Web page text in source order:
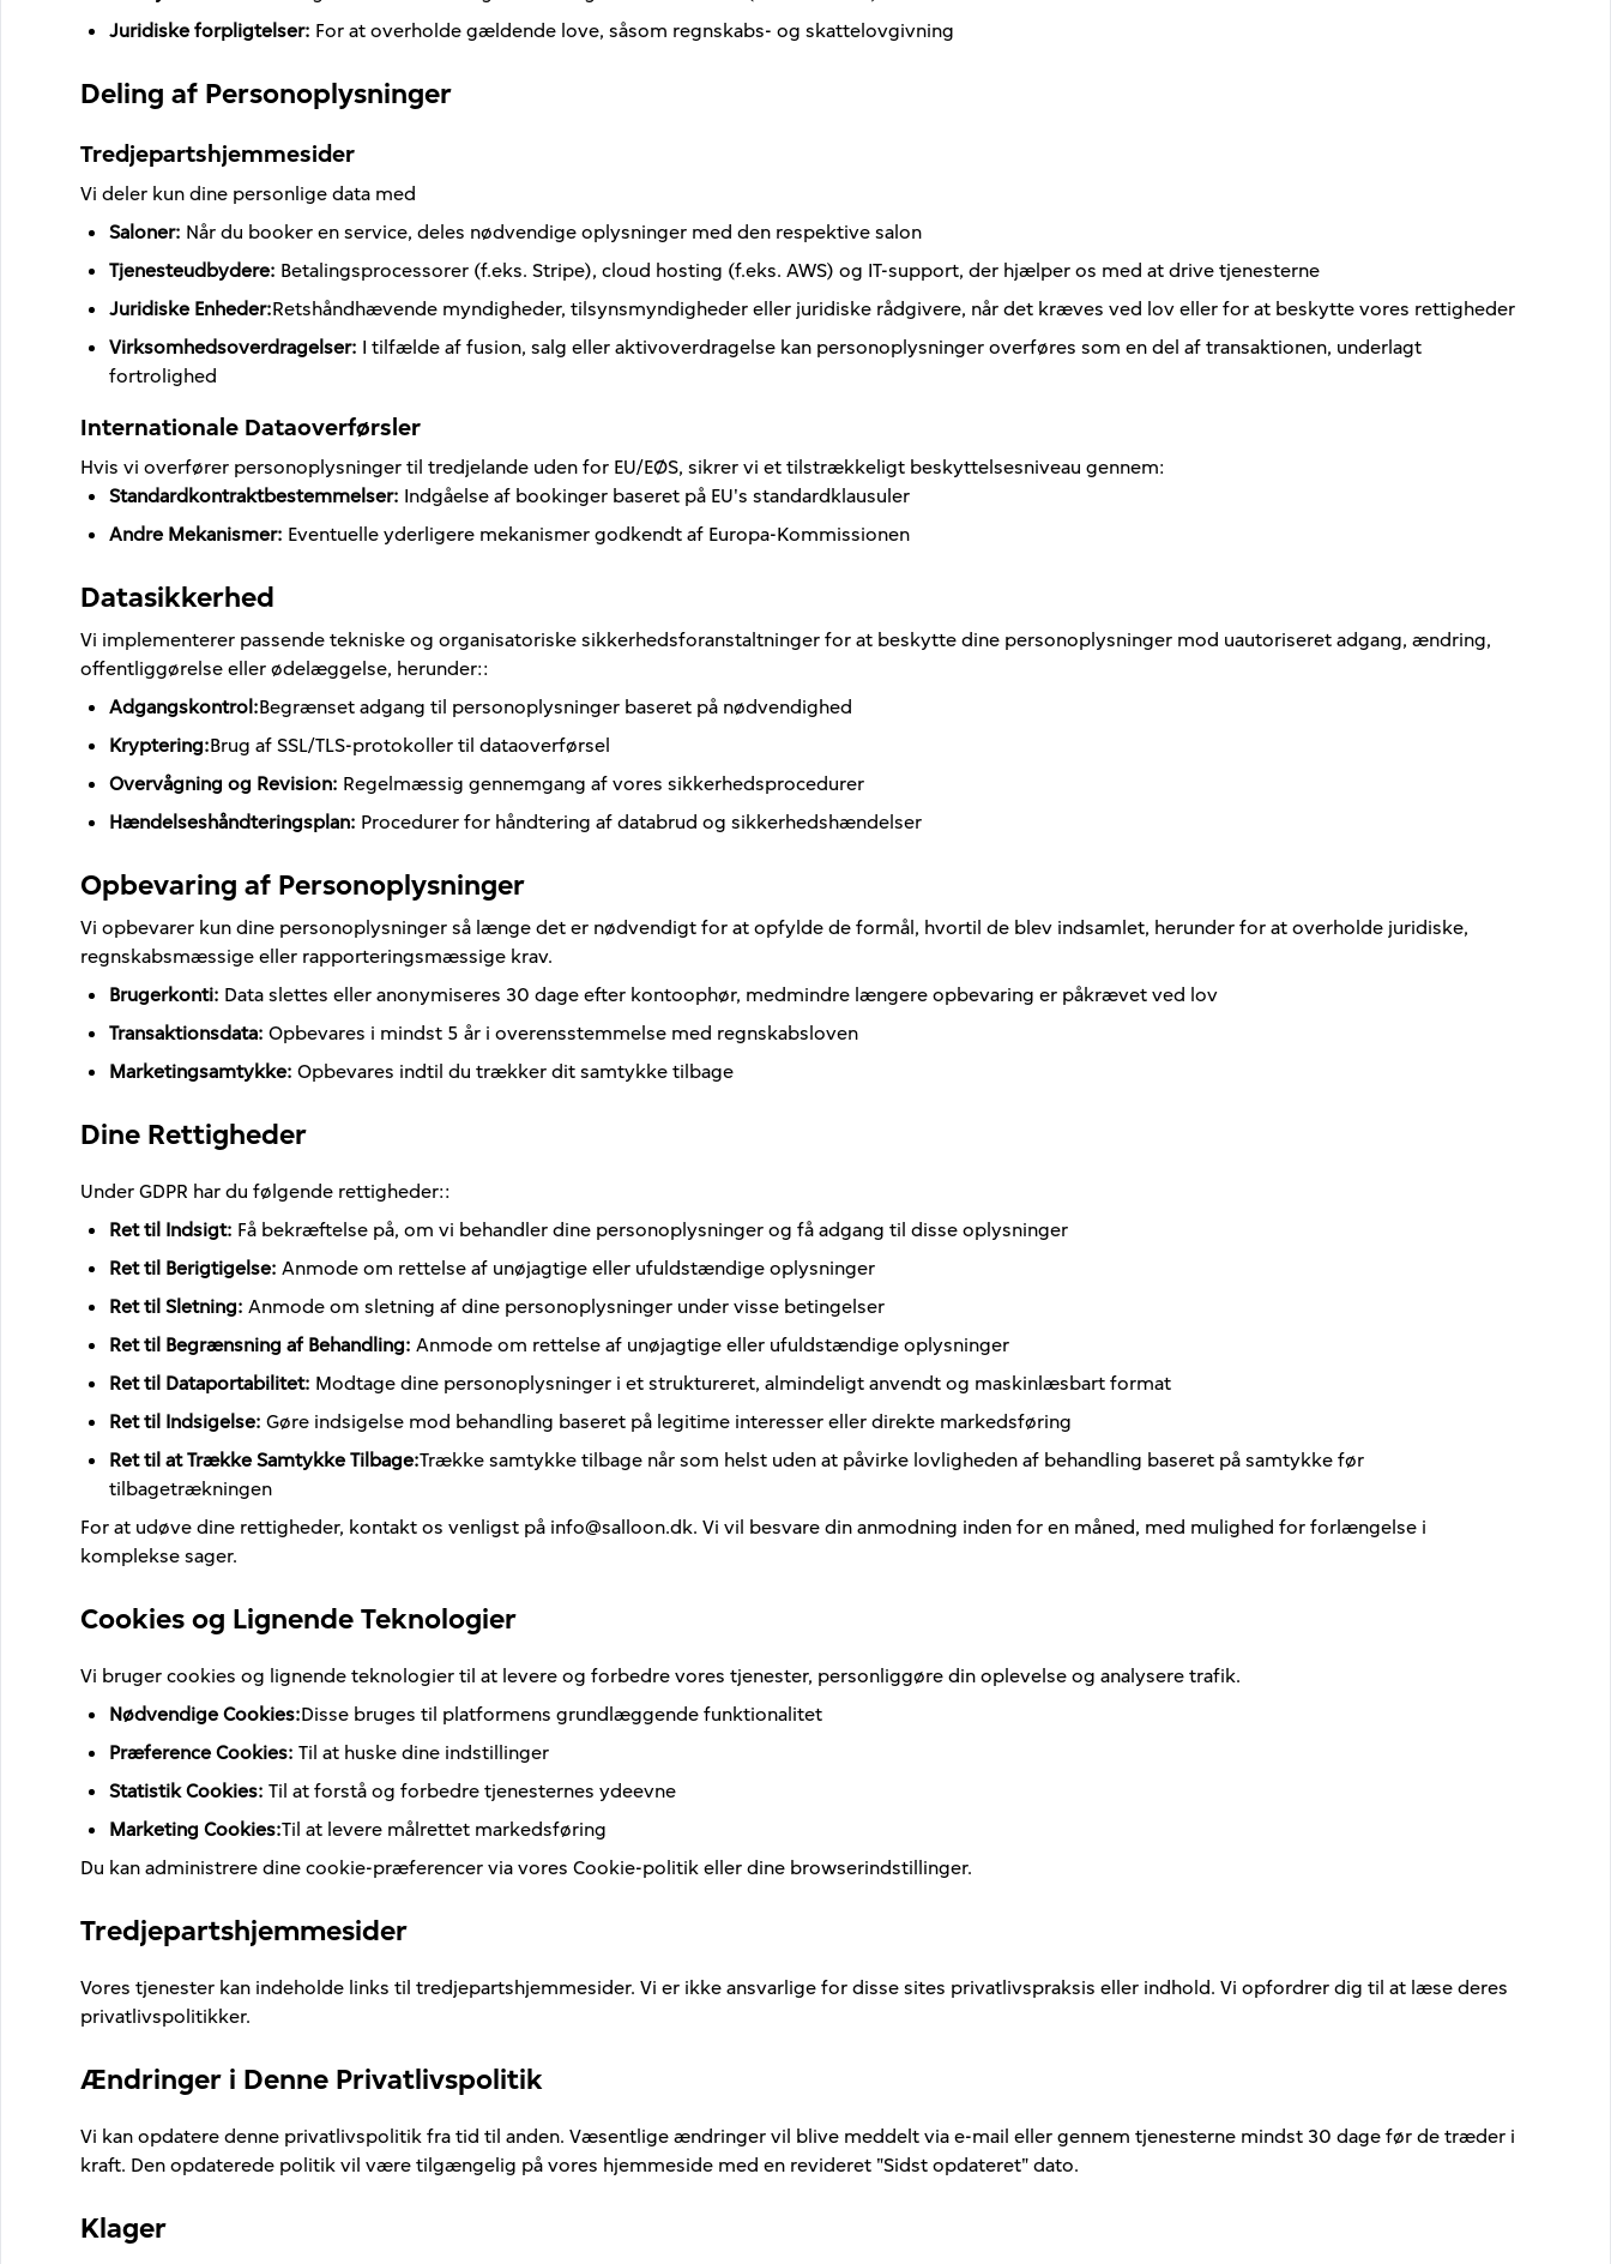
klik for at bedømme
Ja Ingen
Submit
Juridiske forpligtelser: For at overholde gældende love, såsom regnskabs- og skattelovgivning
Deling af Personoplysninger
Tredjepartshjemmesider
Vi deler kun dine personlige data med
Saloner: Når du booker en service, deles nødvendige oplysninger med den respektive salon
Tjenesteudbydere: Betalingsprocessorer (f.eks. Stripe), cloud hosting (f.eks. AWS) og IT-support, der hjælper os med at drive tjenesterne
Juridiske Enheder:Retshåndhævende myndigheder, tilsynsmyndigheder eller juridiske rådgivere, når det kræves ved lov eller for at beskytte vores rettigheder
Virksomhedsoverdragelser: I tilfælde af fusion, salg eller aktivoverdragelse kan personoplysninger overføres som en del af transaktionen, underlagt
fortrolighed
Internationale Dataoverførsler
Hvis vi overfører personoplysninger til tredjelande uden for EU/EØS, sikrer vi et tilstrækkeligt beskyttelsesniveau gennem:
Standardkontraktbestemmelser: Indgåelse af bookinger baseret på EU's standardklausuler
Andre Mekanismer: Eventuelle yderligere mekanismer godkendt af Europa-Kommissionen
Datasikkerhed
Vi implementerer passende tekniske og organisatoriske sikkerhedsforanstaltninger for at beskytte dine personoplysninger mod uautoriseret adgang, ændring,
offentliggørelse eller ødelæggelse, herunder::
Adgangskontrol:Begrænset adgang til personoplysninger baseret på nødvendighed
Kryptering:Brug af SSL/TLS-protokoller til dataoverførsel
Overvågning og Revision: Regelmæssig gennemgang af vores sikkerhedsprocedurer
Hændelseshåndteringsplan: Procedurer for håndtering af databrud og sikkerhedshændelser
Opbevaring af Personoplysninger
Vi opbevarer kun dine personoplysninger så længe det er nødvendigt for at opfylde de formål, hvortil de blev indsamlet, herunder for at overholde juridiske,
regnskabsmæssige eller rapporteringsmæssige krav.
Brugerkonti: Data slettes eller anonymiseres 30 dage efter kontoophør, medmindre længere opbevaring er påkrævet ved lov
Transaktionsdata: Opbevares i mindst 5 år i overensstemmelse med regnskabsloven
Marketingsamtykke: Opbevares indtil du trækker dit samtykke tilbage
Dine Rettigheder
Under GDPR har du følgende rettigheder::
Ret til Indsigt: Få bekræftelse på, om vi behandler dine personoplysninger og få adgang til disse oplysninger
Ret til Berigtigelse: Anmode om rettelse af unøjagtige eller ufuldstændige oplysninger
Ret til Sletning: Anmode om sletning af dine personoplysninger under visse betingelser
Ret til Begrænsning af Behandling: Anmode om rettelse af unøjagtige eller ufuldstændige oplysninger
Ret til Dataportabilitet: Modtage dine personoplysninger i et struktureret, almindeligt anvendt og maskinlæsbart format
Ret til Indsigelse: Gøre indsigelse mod behandling baseret på legitime interesser eller direkte markedsføring
Ret til at Trække Samtykke Tilbage:Trække samtykke tilbage når som helst uden at påvirke lovligheden af behandling baseret på samtykke før
tilbagetrækningen
For at udøve dine rettigheder, kontakt os venligst på info@salloon.dk. Vi vil besvare din anmodning inden for en måned, med mulighed for forlængelse i
komplekse sager.
Cookies og Lignende Teknologier
Vi bruger cookies og lignende teknologier til at levere og forbedre vores tjenester, personliggøre din oplevelse og analysere trafik.
Nødvendige Cookies:Disse bruges til platformens grundlæggende funktionalitet
Præference Cookies: Til at huske dine indstillinger
Statistik Cookies: Til at forstå og forbedre tjenesternes ydeevne
Marketing Cookies:Til at levere målrettet markedsføring
Du kan administrere dine cookie-præferencer via vores Cookie-politik eller dine browserindstillinger.
Tredjepartshjemmesider
Vores tjenester kan indeholde links til tredjepartshjemmesider. Vi er ikke ansvarlige for disse sites privatlivspraksis eller indhold. Vi opfordrer dig til at læse deres
privatlivspolitikker.
Ændringer i Denne Privatlivspolitik
Vi kan opdatere denne privatlivspolitik fra tid til anden. Væsentlige ændringer vil blive meddelt via e-mail eller gennem tjenesterne mindst 30 dage før de træder i
kraft. Den opdaterede politik vil være tilgængelig på vores hjemmeside med en revideret "Sidst opdateret" dato.
Klager